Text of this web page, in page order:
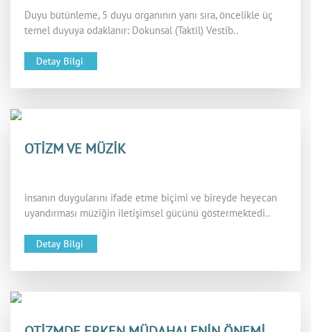
Duyu bütünleme, 5 duyu organının yanı sıra, öncelikle üç
temel duyuya odaklanır: Dokunsal (Taktil) Vestib..
OTİZM VE MÜZİK
insanın duygularını ifade etme biçimi ve bireyde heyecan
uyandırması müziğin iletişimsel gücünü göstermektedi..